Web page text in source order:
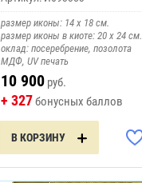
размер иконы: 14 х 18 см.
размер иконы в киоте: 20 х 24 см.
оклад: посеребрение, позолота
МДФ, UV печать
10 900руб.
+ 327бонусных баллов
В КОРЗИНУ